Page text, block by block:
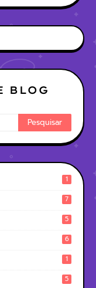
BLOG
1
7
5
6
1
5